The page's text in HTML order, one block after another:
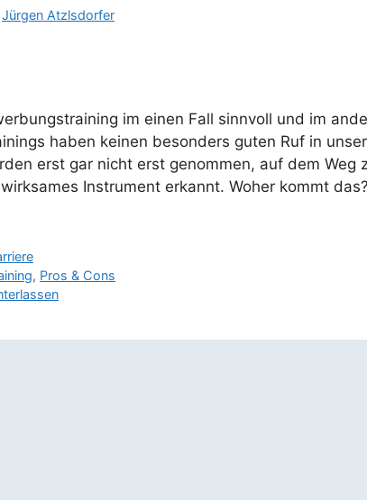
Jürgen Atzlsdorfer
im einen Fall sinnvoll und im
haben keinen besonders guten Ruf in
erst gar nicht erst genommen, auf dem Weg
Instrument erkannt. Woher kommt
, Pros & Cons